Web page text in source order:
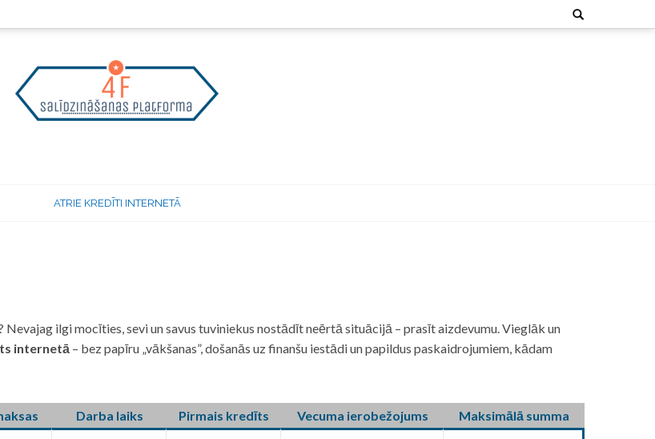
Search
for:
ATRIE KREDĪTI INTERNETĀ
ilgi mocīties, sevi un savus tuviniekus nostādīt neērtā situācijā – prasīt aizdevumu. Vieglāk un
internetā – bez papīru „vākšanas”, došanās uz finanšu iestādi un papildus paskaidrojumiem, kādam
Darba laiks Pirmais kredīts Vecuma ierobežojums Maksimālā summa